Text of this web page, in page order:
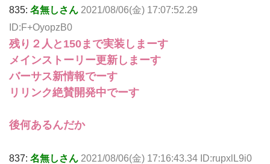
835: 名無しさん 2021/08/06(金) 17:07:52.29
ID:F+OyopzB0
残り２人と150まで実装しまーす
メインストーリー更新しまーす
バーサス新情報でーす
リリンク絶賛開発中でーす
後何あるんだか
837: 名無しさん 2021/08/06(金) 17:16:43.34 ID:rupxlL9i0